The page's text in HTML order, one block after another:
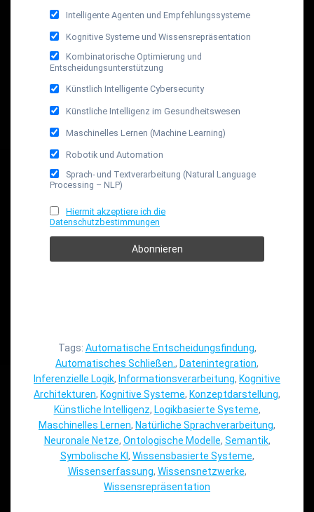
Intelligente Agenten und Empfehlungssysteme
Kognitive Systeme und Wissensrepräsentation
Kombinatorische Optimierung und
Entscheidungsunterstützung
Künstlich Intelligente Cybersecurity
Künstliche Intelligenz im Gesundheitswesen
Maschinelles Lernen (Machine Learning)
Robotik und Automation
Sprach- und Textverarbeitung (Natural Language
Processing – NLP)
Hiermit akzeptiere ich die
Datenschutzbestimmungen
Tags: Automatische Entscheidungsfindung,
Automatisches Schließen. , Datenintegration,
Inferenzielle Logik, Informationsverarbeitung, Kognitive
Architekturen, Kognitive Systeme, Konzeptdarstellung,
Künstliche Intelligenz, Logikbasierte Systeme,
Maschinelles Lernen, Natürliche Sprachverarbeitung,
Neuronale Netze, Ontologische Modelle, Semantik,
Symbolische KI, Wissensbasierte Systeme,
Wissenserfassung, Wissensnetzwerke,
Wissensrepräsentation